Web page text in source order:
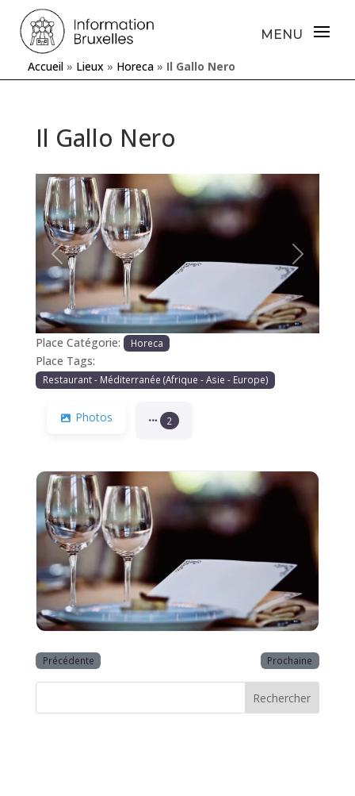
Accueil » Lieux » Horeca » Il Gallo Nero
Il Gallo Nero
Précédente Prochaine
Place Catégorie: Horeca
Place Tags:
Restaurant - Méditerranée (Afrique - Asie - Europe)
Photos 2
Précédente Prochaine
Rechercher